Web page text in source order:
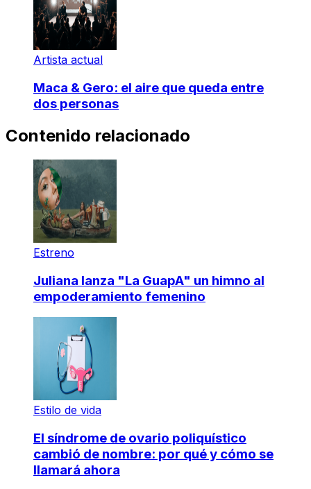
Artista actual
Maca & Gero: el aire que queda entre
dos personas
Contenido relacionado
Estreno
Juliana lanza "La GuapA" un himno al
empoderamiento femenino
Estilo de vida
El síndrome de ovario poliquístico
cambió de nombre: por qué y cómo se
llamará ahora